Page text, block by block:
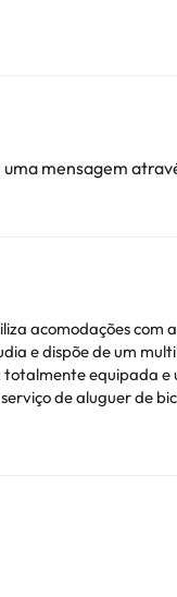
mensagem
acomodações com
Este
equipada
de bicicletas. Parque
O aeroporto mais
Todas as